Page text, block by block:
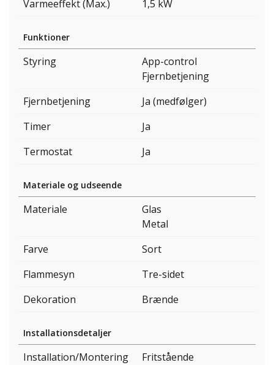
Varmeeffekt (Max.) 1,5 kW
Funktioner
Styring
App-control
Fjernbetjening
Fjernbetjening
Ja (medfølger)
Timer
Ja
Termostat
Ja
Materiale og udseende
Materiale
Glas
Metal
Farve
Sort
Flammesyn
Tre-sidet
Dekoration
Brænde
Installationsdetaljer
Installation/Montering
Fritstående